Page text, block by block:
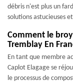
débris n'est plus un
solutions astucieuses
Comment le
Tremblay En
En tant que membre
Caplot Elagage se
le processus de